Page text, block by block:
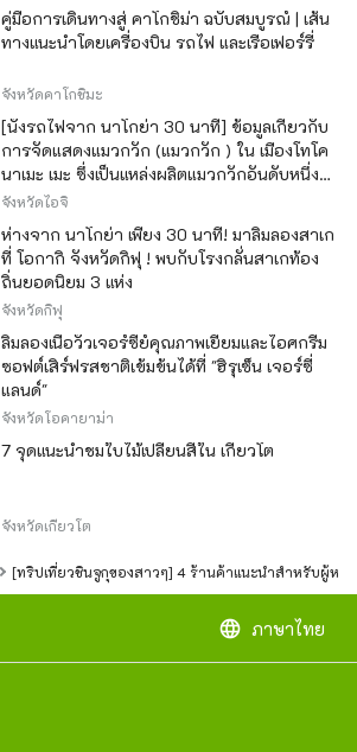
คู่มือการเดินทางสู่ คาโกชิม่า ฉบับสมบูรณ์ | เส้น
ทางแนะนำโดยเครื่องบิน รถไฟ และเรือเฟอร์รี่
จังหวัดคาโกชิมะ
[นั่งรถไฟจาก นาโกย่า 30 นาที] ข้อมูลเกี่ยวกับ
การจัดแสดงแมวกวัก (แมวกวัก ) ใน เมืองโทโค
นาเมะ เมะ ซึ่งเป็นแหล่งผลิตแมวกวักอันดับหนึ่ง
ของญี่ปุ่น
จังหวัดไอจิ
ห่างจาก นาโกย่า เพียง 30 นาที! มาลิ้มลองสาเก
ที่ โอกากิ จังหวัดกิฟุ ! พบกับโรงกลั่นสาเกท้อง
ถิ่นยอดนิยม 3 แห่ง
จังหวัดกิฟุ
ลิ้มลองเนื้อวัวเจอร์ซีย์คุณภาพเยี่ยมและไอศกรีม
ซอฟต์เสิร์ฟรสชาติเข้มข้นได้ที่ "ฮิรุเซ็น เจอร์ซี่
แลนด์"
จังหวัดโอคายาม่า
7 จุดแนะนำชมใบไม้เปลี่ยนสีใน เกียวโต
จังหวัดเกียวโต
[ทริปเที่ยวชินจูกุของสาวๆ] 4 ร้านค้าแนะนำสำหรับผู้หญิ
language ภาษาไทย